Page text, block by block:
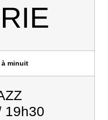
à minuit
19h30